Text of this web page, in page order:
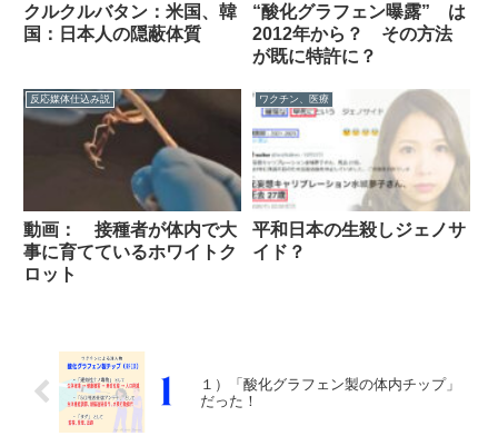
クルクルバタン：米国、韓
国：日本人の隠蔽体質
“酸化グラフェン曝露” は
2012年から？ その方法
が既に特許に？
反応媒体仕込み説
動画： 接種者が体内で大
事に育てているホワイトク
ロット
ワクチン、医療
平和日本の生殺しジェノサ
イド？
１）「酸化グラフェン製の体内チップ」
だった！